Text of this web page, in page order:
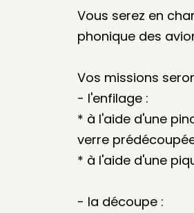
Vous serez en
phonique des
Vos missions
- l'enfilage :
* à l'aide d'une
verre
* à l'aide d'une
- la découpe :